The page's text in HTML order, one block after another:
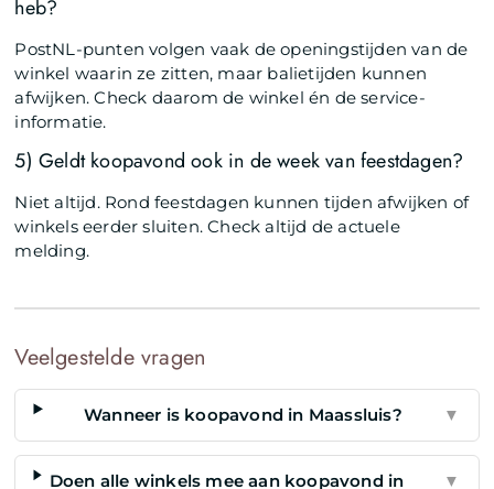
heb?
PostNL-punten volgen vaak de openingstijden van de
winkel waarin ze zitten, maar balietijden kunnen
afwijken. Check daarom de winkel én de service-
informatie.
5) Geldt koopavond ook in de week van feestdagen?
Niet altijd. Rond feestdagen kunnen tijden afwijken of
winkels eerder sluiten. Check altijd de actuele
melding.
Veelgestelde vragen
Wanneer is koopavond in Maassluis? ▼
Doen alle winkels mee aan koopavond in ▼